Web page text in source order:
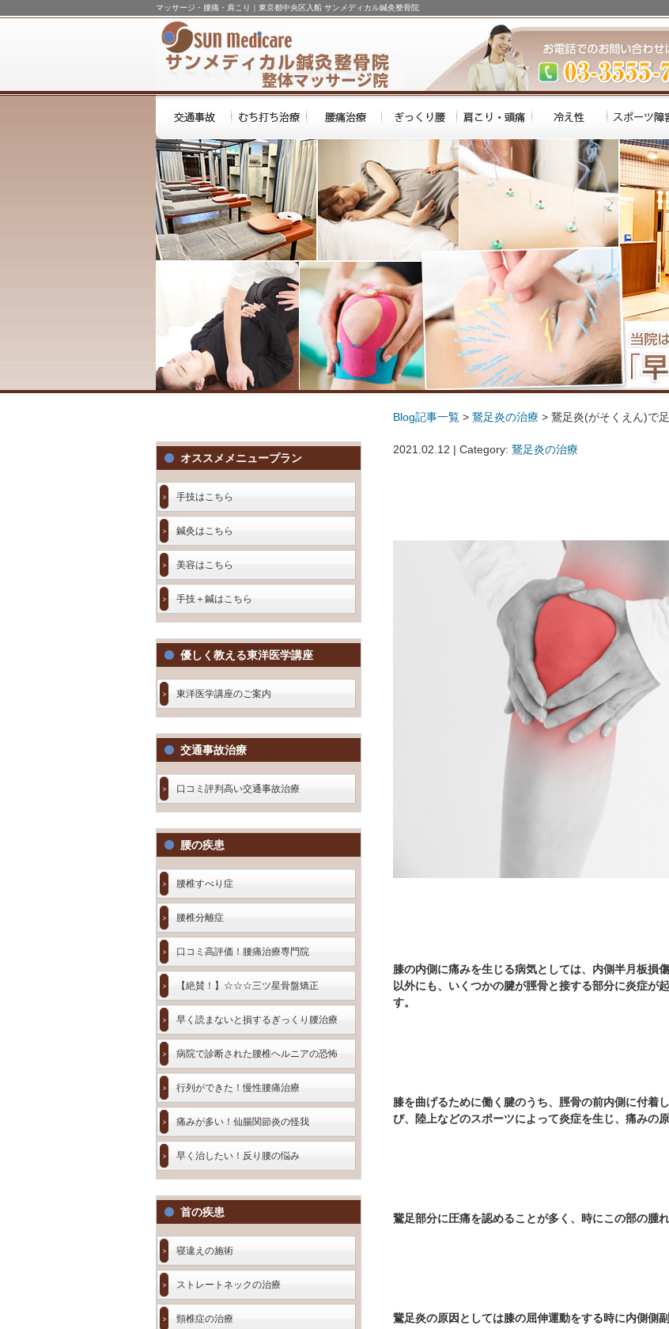
マッサージ・腰痛・肩こり｜東京都中央区入船 サンメディカル鍼灸整骨院
オススメメニュープラン
手技はこちら
鍼灸はこちら
美容はこちら
手技＋鍼はこちら
優しく教える東洋医学講座
東洋医学講座のご案内
交通事故治療
口コミ評判高い交通事故治療
腰の疾患
腰椎すべり症
腰椎分離症
口コミ高評価！腰痛治療専門院
【絶賛！】☆☆☆三ツ星骨盤矯正
早く読まないと損するぎっくり腰治療
病院で診断された腰椎ヘルニアの恐怖
行列ができた！慢性腰痛治療
痛みが多い！仙腸関節炎の怪我
早く治したい！反り腰の悩み
首の疾患
寝違えの施術
ストレートネックの治療
頸椎症の治療
Blog記事一覧 > 鵞足炎の治療 > 鵞足炎(がそくえん)で
2021.02.12 | Category: 鵞足炎の治療
膝の内側に痛みを生じる病気としては、内側半月板損
以外にも、いくつかの腱が脛骨と接する部分に炎症が
す。
膝を曲げるために働く腱のうち、脛骨の前内側に付着
び、陸上などのスポーツによって炎症を生じ、痛みの原
鵞足部分に圧痛を認めることが多く、時にこの部の腫
鵞足炎の原因としては膝の屈伸運動をする時に内側側